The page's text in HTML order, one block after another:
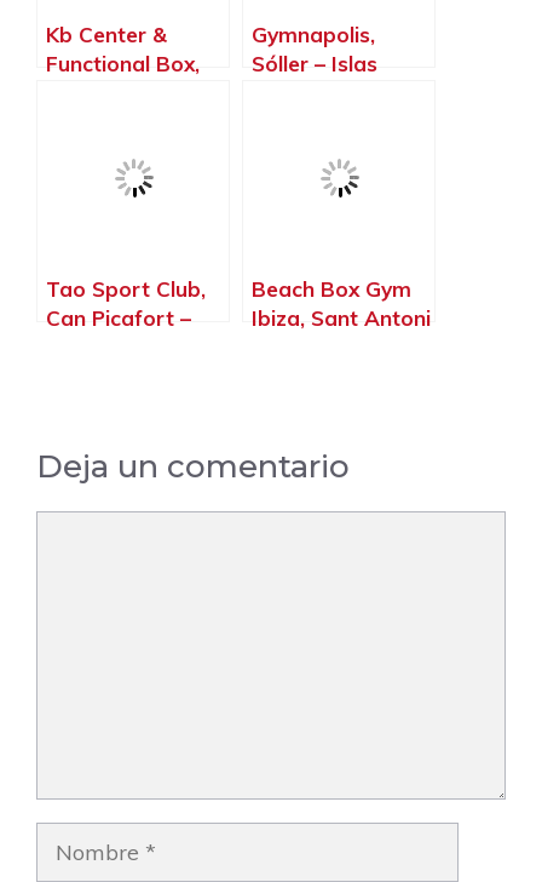
Kb Center &
Functional Box,
Gymnapolis,
Sóller – Islas
Tao Sport Club,
Can Picafort –
Beach Box Gym
Ibiza, Sant Antoni
Deja un comentario
Nombre